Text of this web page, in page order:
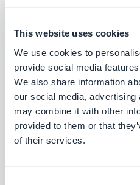
This website uses cookies
We use cookies to
provide social media
We also share information
our social media,
may combine it with other
provided to them or that
of their services.
Offline
Der Inhalt Ihrer
Verbindung
Kostenlos